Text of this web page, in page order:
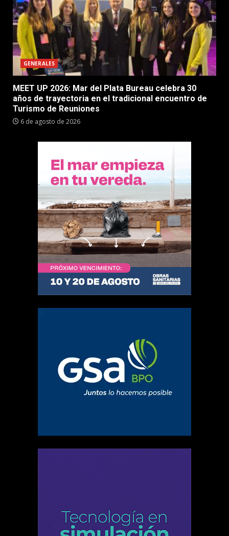
GENERALES
MEET UP 2026: Mar del Plata Bureau celebra 30
años de trayectoria en el tradicional encuentro de
Turismo de Reuniones
6 de agosto de 2026